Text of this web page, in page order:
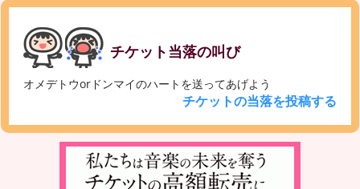
チケット当落の叫び
オメデトウorドンマイのハートを送ってあげよう
チケットの当落を投稿する